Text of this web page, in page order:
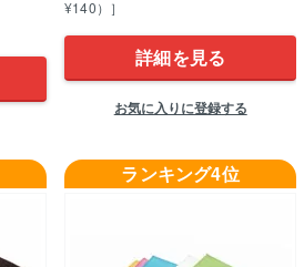
¥140）］
詳細を見る
お気に入りに登録する
ランキング4位